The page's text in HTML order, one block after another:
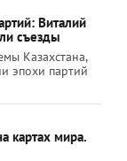
Виталий
съезды
Казахстана,
эпохи партий
картах мира.